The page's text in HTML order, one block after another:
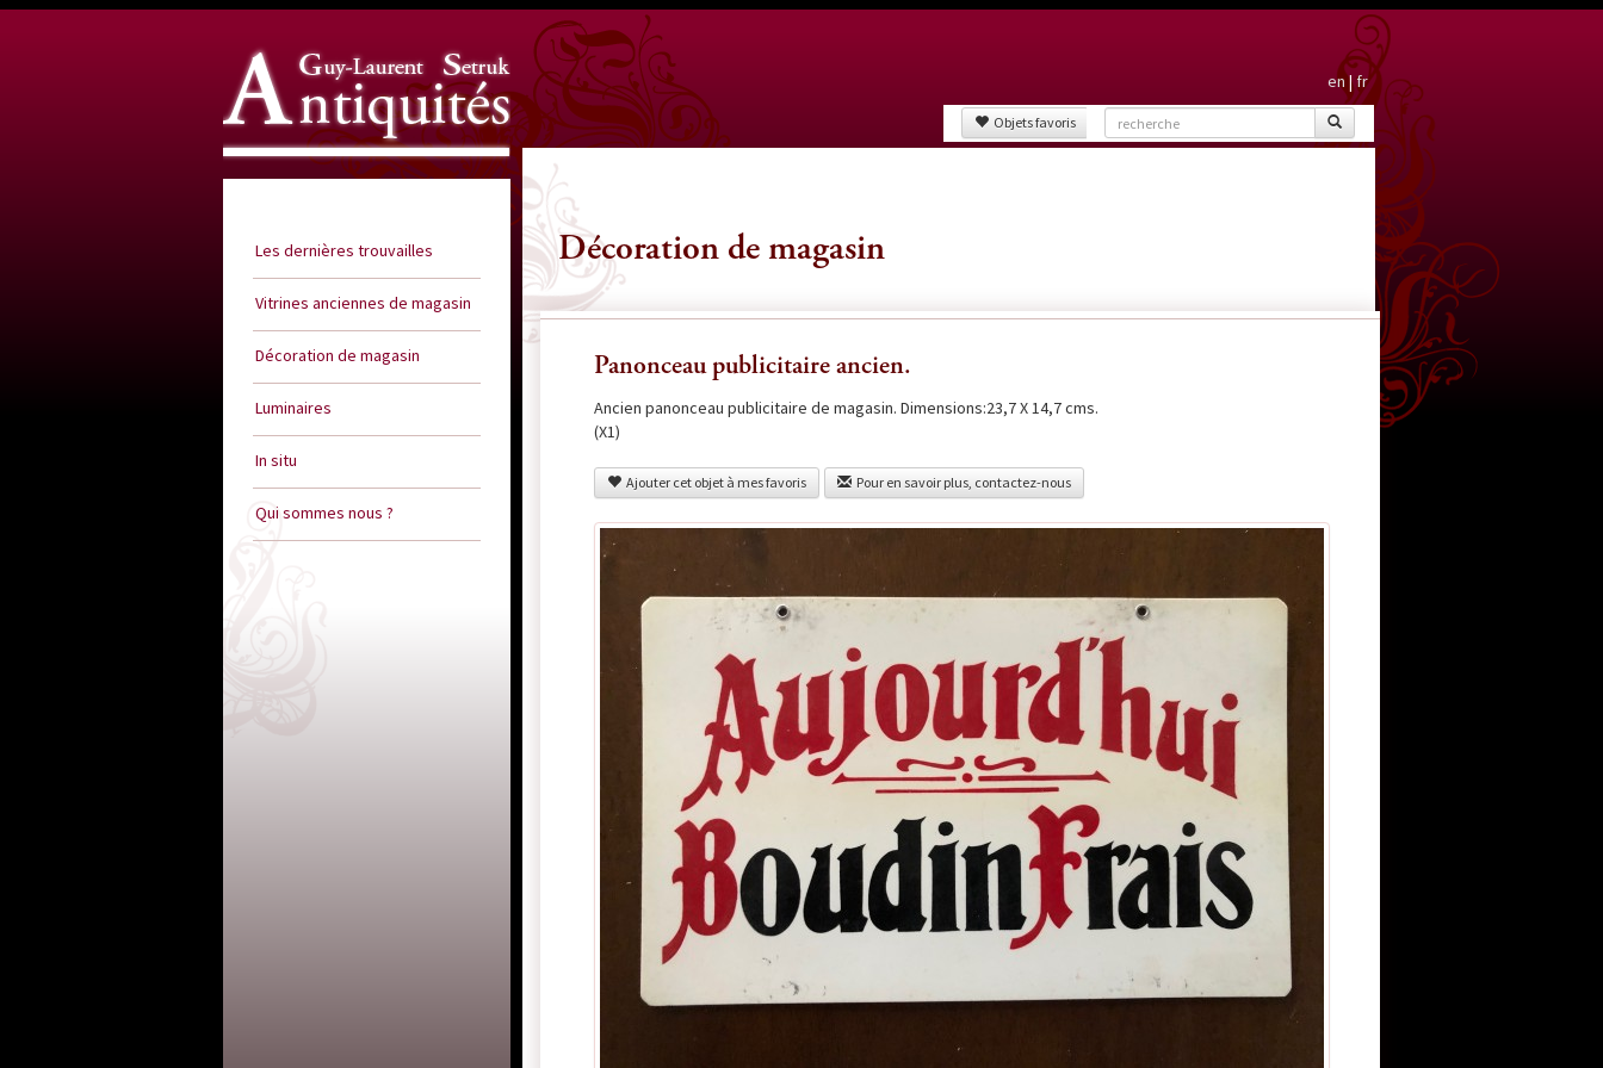
Les dernières trouvailles
Vitrines anciennes de magasin
Décoration de magasin
Luminaires
In situ
Qui sommes nous ?
en|fr
Objets favoris
Décoration de magasin
Panonceau publicitaire ancien.
Ancien panonceau publicitaire de magasin. Dimensions:23,7 X 14,7 cms.
(X1)
Ajouter cet objet à mes favoris Pour en savoir plus, contactez-nous